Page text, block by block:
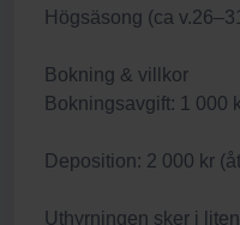
Högsäsong (ca
Bokning & villkor
Bokningsavgift: 1 000
Deposition: 2 000 kr
Uthyrningen sker i